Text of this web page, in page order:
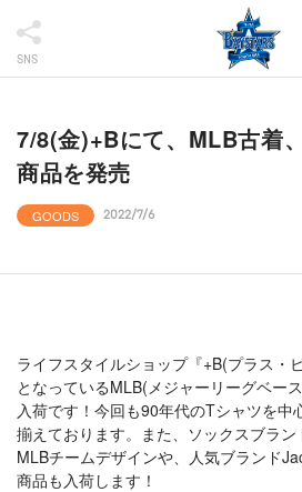
SNS
7/8(金)+Bにて、MLB古着
商品を発売
GOODS 2022/7/6
ライフスタイルショップ『+B(プラス・
となっているMLB(メジャーリーグベー
入荷です！今回も90年代のTシャツを中
揃えております。また、ソックスブラ
MLBチームデザインや、人気ブランド
商品も入荷します！